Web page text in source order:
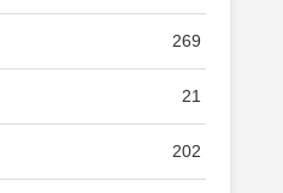
269
21
202